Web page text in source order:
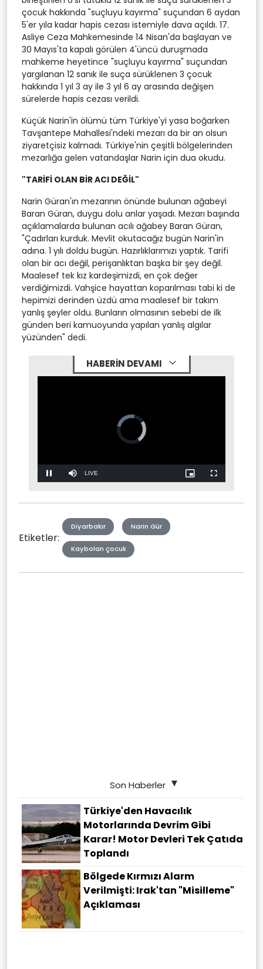
çocuk hakkında "suçluyu kayırma" suçundan 6 aydan
5'er yıla kadar hapis cezası istemiyle dava açıldı. 17.
Asliye Ceza Mahkemesinde 14 Nisan'da başlayan ve
30 Mayıs'ta kapalı görülen 4'üncü duruşmada
mahkeme heyetince "suçluyu kayırma" suçundan
yargılanan 12 sanık ile suça sürüklenen 3 çocuk
hakkında 1 yıl 3 ay ile 3 yıl 6 ay arasında değişen
sürelerde hapis cezası verildi.
Küçük Narin'in ölümü tüm Türkiye'yi yasa boğarken
Tavşantepe Mahallesi'ndeki mezarı da bir an olsun
ziyaretçisiz kalmadı. Türkiye'nin çeşitli bölgelerinden
mezarlığa gelen vatandaşlar Narin için dua okudu.
"TARİFİ OLAN BİR ACI DEĞİL"
Narin Güran'ın mezarının önünde bulunan ağabeyi
Baran Güran, duygu dolu anlar yaşadı. Mezarı başında
açıklamalarda bulunan acılı ağabey Baran Güran,
"Çadırları kurduk. Mevlit okutacağız bugün Narin'in
adına. 1 yılı doldu bugün. Hazırlıklarımızı yaptık. Tarifi
olan bir acı değil, perişanlıktan başka bir şey değil.
Maalesef tek kız kardeşimizdi, en çok değer
verdiğimizdi. Vahşice hayattan koparılması tabi ki de
hepimizi derinden üzdü ama maalesef bir takım
yanlış şeyler oldu. Bunların olmasının sebebi de ilk
günden beri kamuoyunda yapılan yanlış algılar
yüzünden" dedi.
HABERİN DEVAMI
Video
Player
is
loading.
Pause Mute Stream
LIVE
Picture-
in-
Fullscreen
Etiketler:
Diyarbakır Narin Gür
Kaybolan çocuk
Son Haberler
Türkiye'den Havacılık
Motorlarında Devrim Gibi
Karar! Motor Devleri Tek Çatıda
Toplandı
Bölgede Kırmızı Alarm
Verilmişti: Irak'tan "misilleme"
Açıklaması